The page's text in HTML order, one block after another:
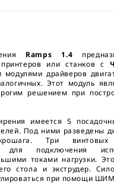
Ramps 1.4
принтеров или станков с
модулями драйверов
Этот модуль
решением при
имеется 5
Под ними разведены
Три винтовых
для подключения
токами нагрузки.
стола и экструдер.
при помощи